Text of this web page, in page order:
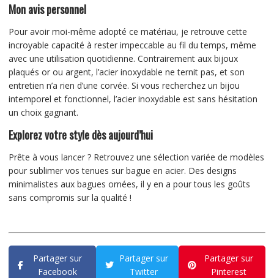
Mon avis personnel
Pour avoir moi-même adopté ce matériau, je retrouve cette
incroyable capacité à rester impeccable au fil du temps, même
avec une utilisation quotidienne. Contrairement aux bijoux
plaqués or ou argent, l’acier inoxydable ne ternit pas, et son
entretien n’a rien d’une corvée. Si vous recherchez un bijou
intemporel et fonctionnel, l’acier inoxydable est sans hésitation
un choix gagnant.
Explorez votre style dès aujourd’hui
Prête à vous lancer ? Retrouvez une sélection variée de modèles
pour sublimer vos tenues sur bague en acier. Des designs
minimalistes aux bagues ornées, il y en a pour tous les goûts
sans compromis sur la qualité !
Partager sur
Facebook
Partager sur
Twitter
Partager sur
Pinterest